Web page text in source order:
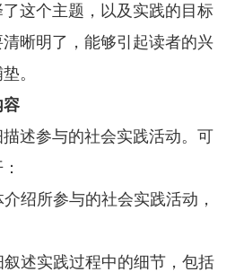
这个主题，以及实践的目标
晰明了，能够引起读者的兴
。
容
述参与的社会实践活动。可
绍所参与的社会实践活动，
述实践过程中的细节，包括